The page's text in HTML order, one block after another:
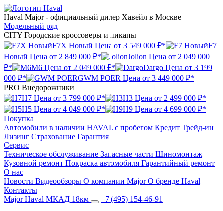
Haval Major- официальный дилер Хавейл в Москве
Модельный ряд
CITY Городские кроссоверы и пикапы
F7X Новый Цена от 3 549 000 ₽*
F7
Новый Цена от 2 849 000 ₽* Jolion Цена от 2 049 000
₽*
M6 Цена от 2 049 000 ₽* Dargo Цена от 3 199
000 ₽*
GWM POER Цена от 3 449 000 ₽*
PRO Внедорожники
H7 Цена от 3 799 000 ₽* H3 Цена от 2 499 000 ₽*
H5 Цена от 4 049 000 ₽* H9 Цена от 4 699 000 ₽*
Покупка
Автомобили в наличии HAVAL с пробегом Кредит Трейд-ин
Лизинг Страхование Гарантия
Сервис
Техническое обслуживание Запасные части Шиномонтаж
Кузовной ремонт Покраска автомобиля Гарантийный ремонт
О нас
Новости Видеообзоры О компании MajorО бренде Haval
Контакты
Major Haval МКАД 18км
+7 (495) 154-46-91